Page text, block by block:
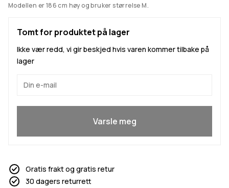
Modellen er 186 cm høy og bruker størrelse M.
Tomt for produktet på lager
Ikke vær redd, vi gir beskjed hvis varen kommer tilbake på
lager
Varsle meg
Gratis frakt og gratis retur
30 dagers returrett